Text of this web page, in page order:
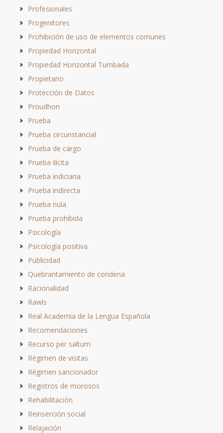
Profesionales
Progenitores
Prohibición de uso de elementos comunes
Propiedad Horizontal
Propiedad Horizontal Tumbada
Propietario
Protección de Datos
Proudhon
Prueba
Prueba circunstancial
Prueba de cargo
Prueba ilícita
Prueba indiciaria
Prueba indirecta
Prueba nula
Prueba prohibida
Psicología
Psicología positiva
Publicidad
Quebrantamiento de condena
Racionalidad
Rawls
Real Academia de la Lengua Española
Recomendaciones
Recurso per saltum
Régimen de visitas
Régimen sancionador
Registros de morosos
Rehabilitación
Reinserción social
Relajación